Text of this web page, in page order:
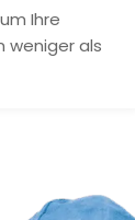
Ihre
weniger als